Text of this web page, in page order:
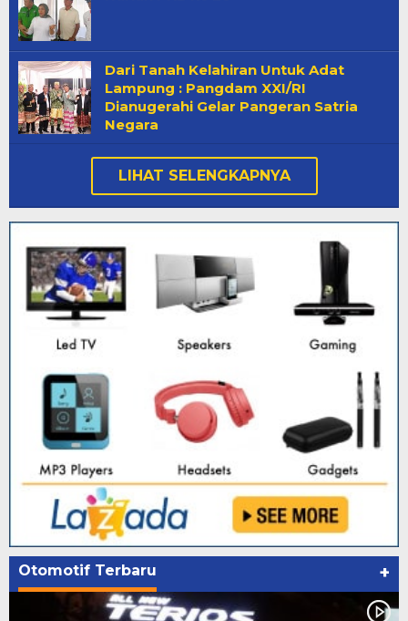
Dari Tanah Kelahiran Untuk Adat
Lampung : Pangdam XXI/RI
Dianugerahi Gelar Pangeran Satria
Negara
LIHAT SELENGKAPNYA
Otomotif Terbaru +